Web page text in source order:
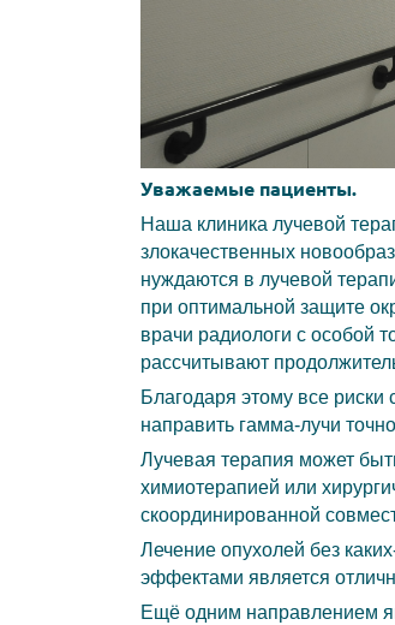
Уважаемые пациенты.
Наша клиника лучевой
злокачественных
нуждаются в лучевой
при оптимальной защите
врачи радиологи с особой
рассчитывают
Благодаря этому все
направить гамма-лучи
Лучевая терапия может
химиотерапией или
скоординированной
Лечение опухолей без
эффектами является
Ещё одним направлением